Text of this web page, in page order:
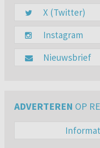
X (Twitter)
Instagram
Nieuwsbrief
ADVERTEREN OP